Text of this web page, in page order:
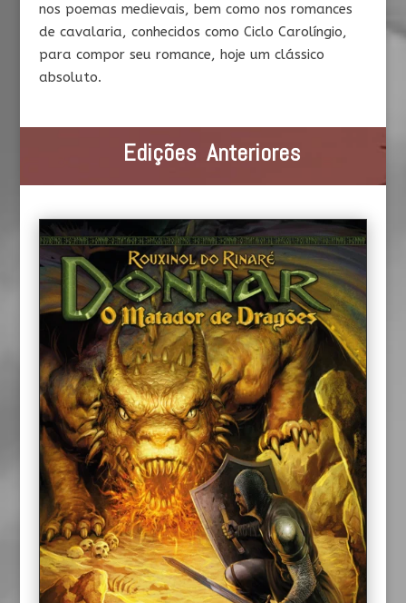
nos poemas medievais, bem como nos romances
de cavalaria, conhecidos como Ciclo Carolíngio,
para compor seu romance, hoje um clássico
absoluto.
Edições Anteriores